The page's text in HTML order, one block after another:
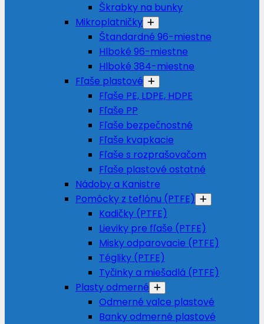
Škrabky na bunky
Mikroplatničky
Štandardné 96-miestne
Hlboké 96-miestne
Hlboké 384-miestne
Fľaše plastové
Fľaše PE, LDPE, HDPE
Fľaše PP
Fľaše bezpečnostné
Fľaše kvapkacie
Fľaše s rozprašovačom
Fľaše plastové ostatné
Nádoby a Kanistre
Pomôcky z teflónu (PTFE)
Kadičky (PTFE)
Lieviky pre fľaše (PTFE)
Misky odparovacie (PTFE)
Tégliky (PTFE)
Tyčinky a miešadlá (PTFE)
Plasty odmerné
Odmerné valce plastové
Banky odmerné plastové